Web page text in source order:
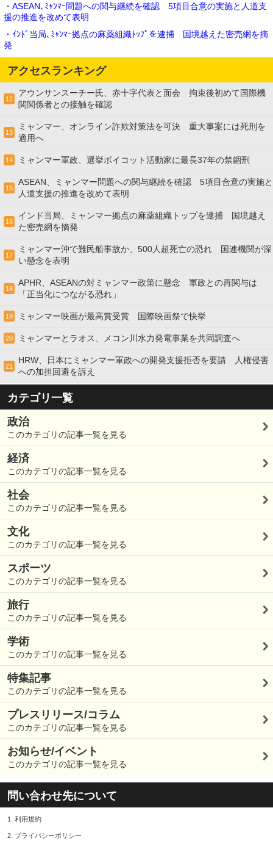
・ASEAN､ﾐｬﾝﾏｰ問題への関与継続を確認 5項目合意の実施と人道支
援の推進を改めて表明
・ｲﾝﾄﾞ当局､ﾐｬﾝﾏｰ拠点の麻薬組織ﾄｯﾌﾟを逮捕 国境越えた密売網を摘
発
アクセスランキング
12
アウンサンスーチー氏、赤十字代表と面会 拘束後初めて国際機
関関係者との接触を確認
13
ミャンマー、オンライン詐欺対策法を可決 重大事案には死刑を
適用へ
14 ミャンマー軍政、選挙ボイコット活動家に最長37年の禁錮刑
15
ASEAN、ミャンマー問題への関与継続を確認 5項目合意の実施と
人道支援の推進を改めて表明
16
インド当局、ミャンマー拠点の麻薬組織トップを逮捕 国境越え
た密売網を摘発
17
ミャンマー沖で難民船事故か、500人超死亡の恐れ 国連機関が深
い懸念を表明
18
APHR、ASEANの対ミャンマー政策に懸念 軍政との再関与は
「正当化につながる恐れ」
19 ミャンマー映画が最高賞受賞 国際映画祭で快挙
20 ミャンマーとラオス、メコン川水力発電事業を共同調査へ
21
HRW、日本にミャンマー軍政への開発支援拒否を要請 人権侵害
への加担回避を訴え
カテゴリ一覧
政治
このカテゴリの記事一覧を見る
経済
このカテゴリの記事一覧を見る
社会
このカテゴリの記事一覧を見る
文化
このカテゴリの記事一覧を見る
スポーツ
このカテゴリの記事一覧を見る
旅行
このカテゴリの記事一覧を見る
学術
このカテゴリの記事一覧を見る
特集記事
このカテゴリの記事一覧を見る
プレスリリース/コラム
このカテゴリの記事一覧を見る
お知らせ/イベント
このカテゴリの記事一覧を見る
問い合わせ先について
1. 利用規約
2. プライバシーポリシー